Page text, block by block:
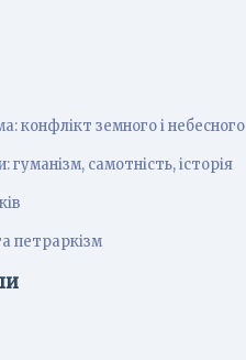
конфлікт земного і небесного
гуманізм, самотність, історія
петраркізм